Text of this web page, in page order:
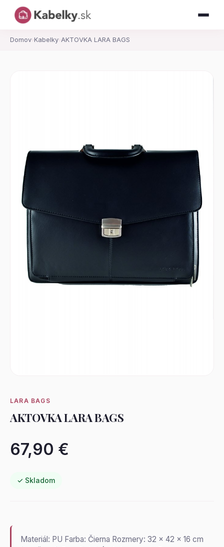
Domov› Kabelky›AKTOVKA LARA BAGS
LARA BAGS
AKTOVKA LARA BAGS
67,90 €
✓ Skladom
Materiál: PU Farba: Čierna Rozmery: 32 x 42 x 16 cm